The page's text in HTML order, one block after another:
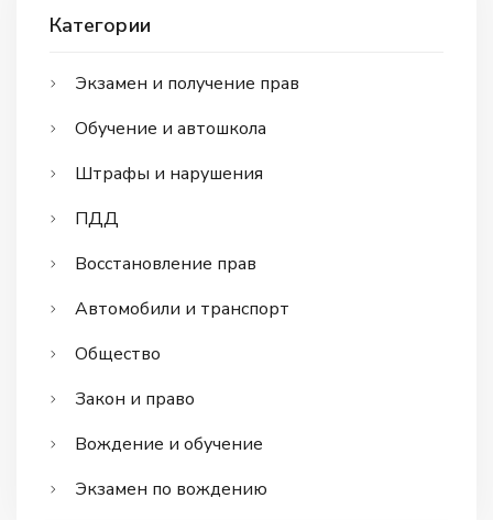
Категории
Экзамен и получение прав
Обучение и автошкола
Штрафы и нарушения
ПДД
Восстановление прав
Автомобили и транспорт
Общество
Закон и право
Вождение и обучение
Экзамен по вождению